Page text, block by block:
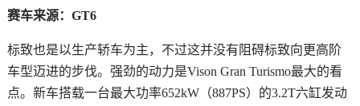
赛车来源：GT6
标致也是以生产轿车为主，不过这并没有阻碍标致向更高阶
车型迈进的步伐。强劲的动力是Vison Gran Turismo最大的看
点。新车搭载一台最大功率652kW（887PS）的3.2T六缸发动